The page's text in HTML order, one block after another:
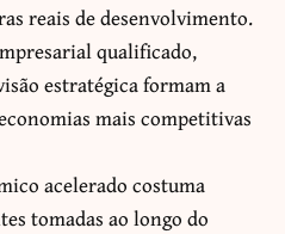
reais de desenvolvimento.
qualificado,
estratégica formam a
mais competitivas
acelerado costuma
tomadas ao longo do